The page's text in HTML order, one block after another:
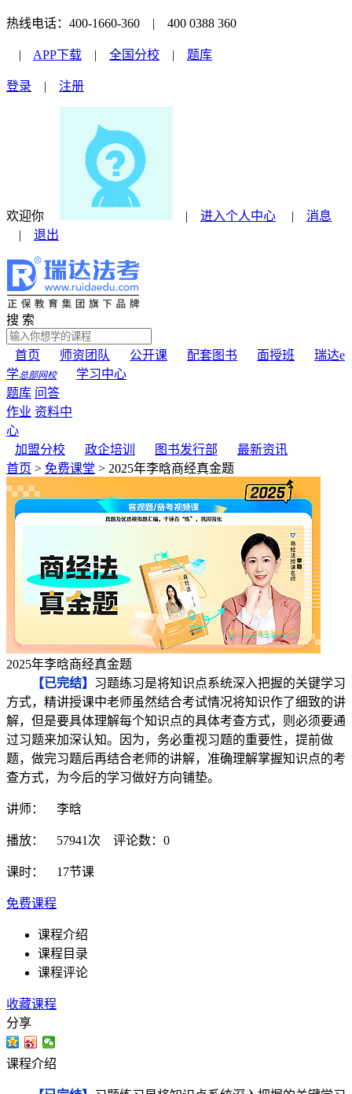
热线电话：400-1660-360 | 400 0388 360
| APP下载 | 全国分校 | 题库
登录 | 注册
欢迎你 | 进入个人中心 | 消息
| 退出
搜 索
首页 师资团队 公开课 配套图书 面授班
瑞达e
学总部网校
学习中心
题库 问答
作业 资料中
心
加盟分校
政企培训 图书发行部
最新资讯
首页 > 免费课堂 > 2025年李晗商经真金题
2025年李晗商经真金题
【已完结】 习题练习是将知识点系统深入把握的关键学习
方式，精讲授课中老师虽然结合考试情况将知识作了细致的讲
解，但是要具体理解每个知识点的具体考查方式，则必须要通
过习题来加深认知。因为，务必重视习题的重要性，提前做
题，做完习题后再结合老师的讲解，准确理解掌握知识点的考
查方式，为今后的学习做好方向铺垫。
讲师： 李晗
播放： 57941次 评论数：0
课时： 17节课
免费课程
课程介绍
课程目录
课程评论
收藏课程
分享
课程介绍